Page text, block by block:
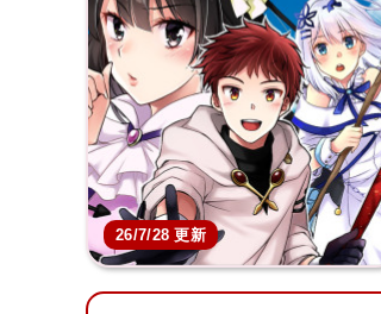
26/7/28 更新